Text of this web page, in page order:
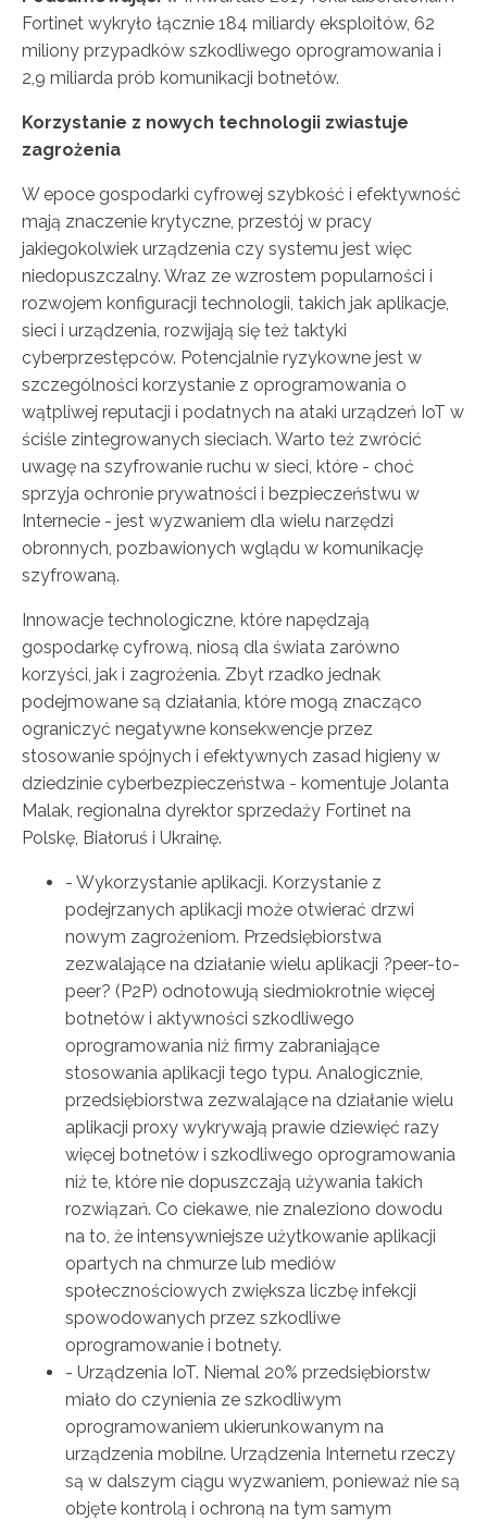
Fortinet wykryło łącznie 184 miliardy eksploitów, 62
miliony przypadków szkodliwego oprogramowania i
2,9 miliarda prób komunikacji botnetów.
Korzystanie z nowych technologii zwiastuje
zagrożenia
W epoce gospodarki cyfrowej szybkość i efektywność
mają znaczenie krytyczne, przestój w pracy
jakiegokolwiek urządzenia czy systemu jest więc
niedopuszczalny. Wraz ze wzrostem popularności i
rozwojem konfiguracji technologii, takich jak aplikacje,
sieci i urządzenia, rozwijają się też taktyki
cyberprzestępców. Potencjalnie ryzykowne jest w
szczególności korzystanie z oprogramowania o
wątpliwej reputacji i podatnych na ataki urządzeń IoT w
ściśle zintegrowanych sieciach. Warto też zwrócić
uwagę na szyfrowanie ruchu w sieci, które - choć
sprzyja ochronie prywatności i bezpieczeństwu w
Internecie - jest wyzwaniem dla wielu narzędzi
obronnych, pozbawionych wglądu w komunikację
szyfrowaną.
Innowacje technologiczne, które napędzają
gospodarkę cyfrową, niosą dla świata zarówno
korzyści, jak i zagrożenia. Zbyt rzadko jednak
podejmowane są działania, które mogą znacząco
ograniczyć negatywne konsekwencje przez
stosowanie spójnych i efektywnych zasad higieny w
dziedzinie cyberbezpieczeństwa - komentuje Jolanta
Malak, regionalna dyrektor sprzedaży Fortinet na
Polskę, Białoruś i Ukrainę.
- Wykorzystanie aplikacji. Korzystanie z
podejrzanych aplikacji może otwierać drzwi
nowym zagrożeniom. Przedsiębiorstwa
zezwalające na działanie wielu aplikacji ?peer-to-
peer? (P2P) odnotowują siedmiokrotnie więcej
botnetów i aktywności szkodliwego
oprogramowania niż firmy zabraniające
stosowania aplikacji tego typu. Analogicznie,
przedsiębiorstwa zezwalające na działanie wielu
aplikacji proxy wykrywają prawie dziewięć razy
więcej botnetów i szkodliwego oprogramowania
niż te, które nie dopuszczają używania takich
rozwiązań. Co ciekawe, nie znaleziono dowodu
na to, że intensywniejsze użytkowanie aplikacji
opartych na chmurze lub mediów
społecznościowych zwiększa liczbę infekcji
spowodowanych przez szkodliwe
oprogramowanie i botnety.
- Urządzenia IoT. Niemal 20% przedsiębiorstw
miało do czynienia ze szkodliwym
oprogramowaniem ukierunkowanym na
urządzenia mobilne. Urządzenia Internetu rzeczy
są w dalszym ciągu wyzwaniem, ponieważ nie są
objęte kontrolą i ochroną na tym samym